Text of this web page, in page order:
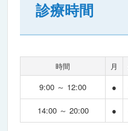
診療時間
時間 月
9:00 ～ 12:00 ●
14:00 ～ 20:00 ●